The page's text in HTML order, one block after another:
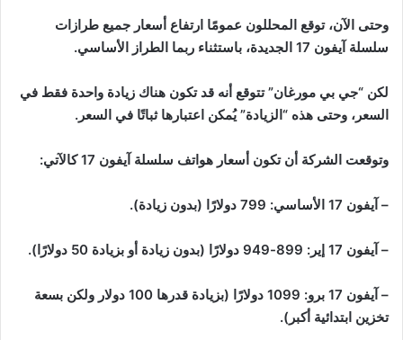
وحتى الآن، توقع المحللون عمومًا ارتفاع أسعار جميع طرازات
سلسلة آيفون 17 الجديدة، باستثناء ربما الطراز الأساسي.
لكن “جي بي مورغان” تتوقع أنه قد تكون هناك زيادة واحدة فقط في
السعر، وحتى هذه “الزيادة” يُمكن اعتبارها ثباتًا في السعر.
وتوقعت الشركة أن تكون أسعار هواتف سلسلة آيفون 17 كالآتي:
– آيفون 17 الأساسي: 799 دولارًا (بدون زيادة).
– آيفون 17 إير: 899-949 دولارًا (بدون زيادة أو بزيادة 50 دولارًا).
– آيفون 17 برو: 1099 دولارًا (بزيادة قدرها 100 دولار ولكن بسعة
تخزين ابتدائية أكبر).